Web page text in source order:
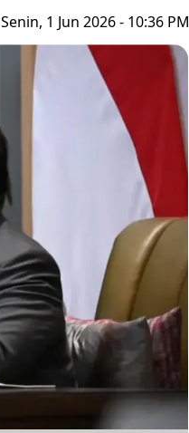
Senin, 1 Jun 2026 - 10:36 PM